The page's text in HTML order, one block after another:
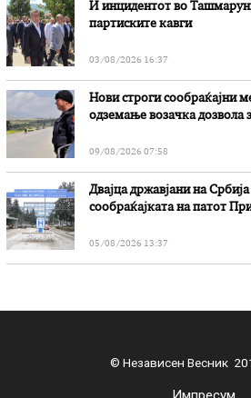
И инцидентот во
партиските кавги
03/08/2026 16:37
Нови строги сообраќајни
одземање возачка дозвола
09/08/2026 07:58
Двајца државјани на
сообраќајката на патот
05/08/2026 13:37
© Независен Весник